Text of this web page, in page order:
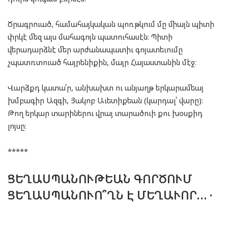
Ծրագրուած, համահայկական պոռթկում մը միայն պիտի
փրկէ մեզ այս մահագոյն պատուհասէն։ Պիտի
վերադարձնէ մեր արժանապատիւ գոյատեւումը
չպատռտուած հայրենիքին, մայր Հայաստանին մէջ։
Վարձքդ կատա՛ր, անխախտ ու անյաղթ երկարամեայ
խմբագիր Ազգի, Յակոբ Աւետիքեան (կարդալ՝ վարը)։
Թող երկար տարիներու վրայ տարածուի քու խօսքիդ
լոյսը։
*****
ՑԵՂԱՍՊԱՆՈՒԹԵԱՆ ԳՈՐԾՈՒՄ
ՑԵՂԱՍՊԱՆՈՒՈ՞ՂՆ Է ՄԵՂԱՒՈՐ… ·